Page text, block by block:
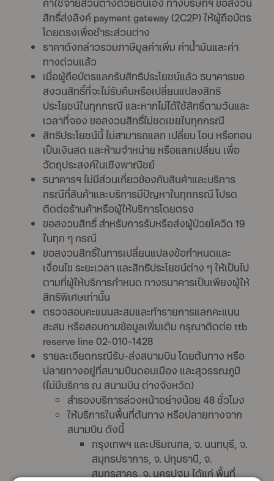
สิทธิ์ส่งลิงค์ payment gateway (2C2P) ให้ผู้ถือบัตร
โดยตรงเพื่อชำระส่วนต่าง
ราคาดังกล่าวรวมภาษีมูลค่าเพิ่ม ค่าน้ำมันและค่า
ทางด่วนแล้ว
เมื่อผู้ถือบัตรแลกรับสิทธิประโยชน์แล้ว ธนาคารขอ
สงวนสิทธิ์ที่จะไม่รับคืนหรือเปลี่ยนแปลงสิทธิ
ประโยชน์ในทุกกรณี และหากไม่ได้ใช้สิทธิ์ตามวันและ
เวลาที่จอง ขอสงวนสิทธิ์ไม่ชดเชยในทุกกรณี
สิทธิประโยชน์นี้ ไม่สามารถแลก เปลี่ยน โอน หรือทอน
เป็นเงินสด และห้ามจำหน่าย หรือแลกเปลี่ยน เพื่อ
วัตถุประสงค์ในเชิงพาณิชย์
ธนาคารฯ ไม่มีส่วนเกี่ยวข้องกับสินค้าและบริการ
กรณีที่สินค้าและบริการมีปัญหาในทุกกรณี โปรด
ติดต่อร้านค้าหรือผู้ให้บริการโดยตรง
ขอสงวนสิทธิ์ สำหรับการรับหรือส่งผู้ป่วยโควิด 19
ในทุก ๆ กรณี
ขอสงวนสิทธิ์ในการเปลี่ยนแปลงข้อกำหนดและ
เงื่อนไข ระยะเวลา และสิทธิประโยชน์ต่าง ๆ ให้เป็นไป
ตามที่ผู้ให้บริการกำหนด ทางธนาคารเป็นเพียงผู้ให้
สิทธิพิเศษเท่านั้น
ตรวจสอบคะแนนสะสมและทำรายการแลกคะแนน
สะสม หรือสอบถามข้อมูลเพิ่มเติม กรุณาติดต่อ ttb
reserve line 02-010-1428
รายละเอียดกรณีรับ-ส่งสนามบิน โดยต้นทาง หรือ
ปลายทางอยู่ที่สนามบินดอนเมือง และสุวรรณภูมิ
(ไม่มีบริการ ณ สนามบิน ต่างจังหวัด)
สำรองบริการล่วงหน้าอย่างน้อย 48 ชั่วโมง
ให้บริการในพื้นที่ต้นทาง หรือปลายทางจาก
สนามบิน ดังนี้
กรุงเทพฯ และปริมณฑล, จ. นนทบุรี, จ.
สมุทรปราการ, จ. ปทุมธานี, จ.
สมุทรสาคร, จ. นครปฐม ได้แก่ พื้นที่